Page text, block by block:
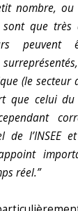
nombre,
que très
peuvent
(le
que celui du
de l’INSEE
réel.”